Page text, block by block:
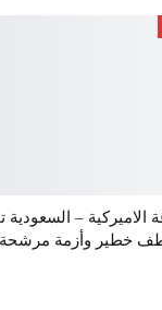
الاميركية – السعودية
خطير وأزمة مرشحة